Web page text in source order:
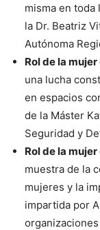
misma en
la Dr. Beatriz
Autónoma
Rol de la
una lucha
en espacios
de la Máster
Seguridad y
Rol de la
muestra de la
mujeres y la
impartida por